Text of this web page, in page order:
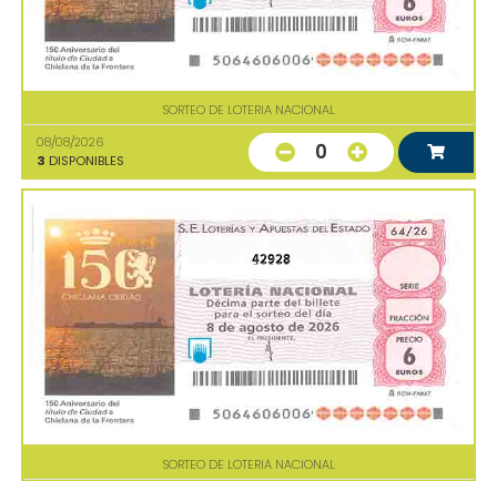
SORTEO DE LOTERIA NACIONAL
08/08/2026
3 DISPONIBLES 0
42928
SORTEO DE LOTERIA NACIONAL